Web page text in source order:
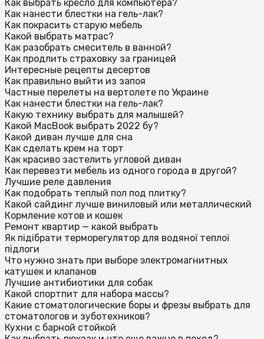
Как выбрать кресло для компьютера?
Как нанести блестки на гель-лак?
Как покрасить старую мебель
Какой выбрать матрас?
Как разобрать смеситель в ванной?
Как продлить страховку за границей
Интересные рецепты десертов
Как правильно выйти из запоя
Частные перелеты на вертолете по Украине
Как нанести блестки на гель-лак?
Какую технику выбрать для малышей?
Какой MacBook выбрать 2022 бу?
Какой диван лучше для сна
Как сделать крем на торт
Как красиво застелить угловой диван
Как перевезти мебель из одного города в другой?
Лучшие реле давления
Как подобрать теплый пол под плитку?
Какой сайдинг лучше виниловый или металлический
Кормление котов и кошек
Ремонт квартир — какой выбрать
Як підібрати терморегулятор для водяної теплої
підлоги
Что нужно знать при выборе электромагнитных
катушек и клапанов
Лучшие антибиотики для собак
Какой спортпит для набора массы?
Какие стоматологические боры и фрезы выбрать для
стоматологов и зуботехников?
Кухни с барной стойкой